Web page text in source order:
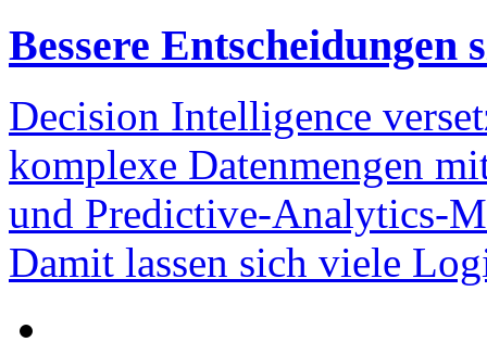
Bessere Entscheidungen
Decision Intelligence
komplexe Datenmengen
und Predictive-Analytics-
Damit lassen sich viele